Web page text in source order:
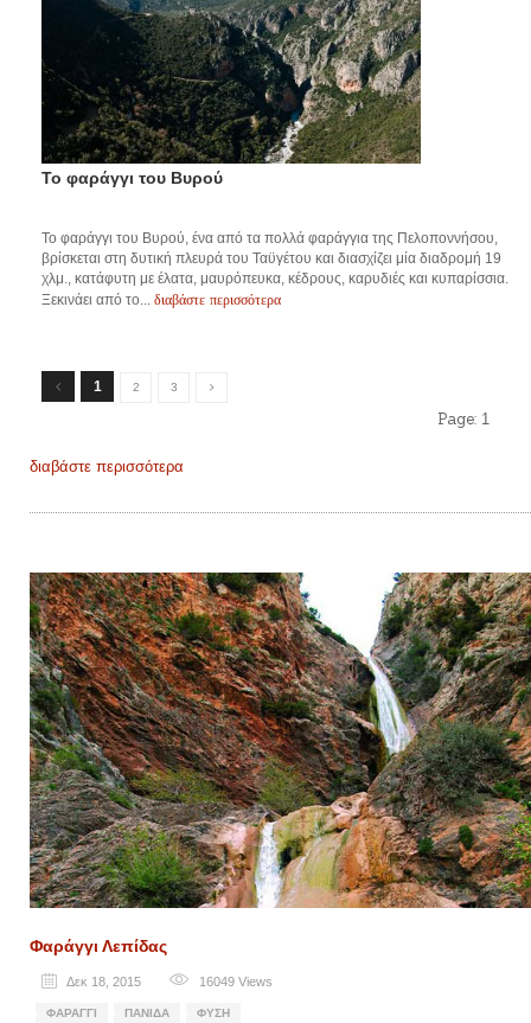
Το φαράγγι του Βυρού
Το φαράγγι του Βυρού, ένα από τα πολλά φαράγγια της Πελοποννήσου,
βρίσκεται στη δυτική πλευρά του Ταϋγέτου και διασχίζει μία διαδρομή 19
χλμ., κατάφυτη με έλατα, μαυρόπευκα, κέδρους, καρυδιές και κυπαρίσσια.
Ξεκινάει από το... διαβάστε περισσότερα
1 2 3
Page: 1
διαβάστε περισσότερα
Φαράγγι Λεπίδας
Δεκ 18, 2015 16049 Views
ΦΑΡΆΓΓΙ ΠΑΝΊΔΑ ΦΎΣΗ